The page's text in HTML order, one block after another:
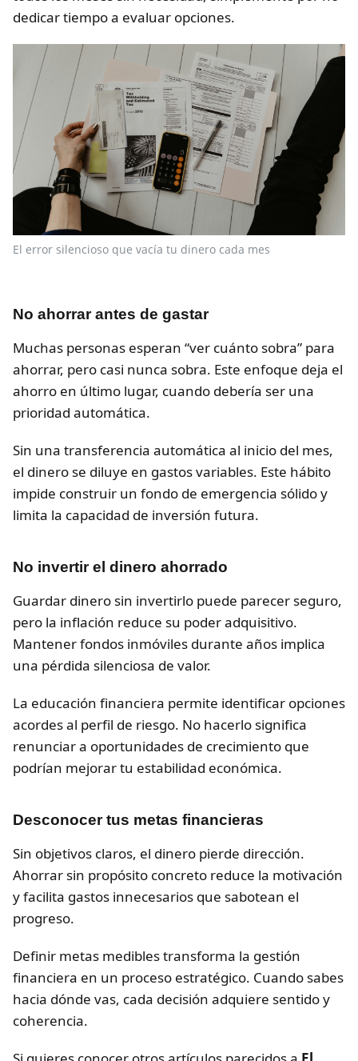
dedicar tiempo a evaluar opciones.
El error silencioso que vacía tu dinero cada mes
No ahorrar antes de gastar
Muchas personas esperan “ver cuánto sobra” para
ahorrar, pero casi nunca sobra. Este enfoque deja el
ahorro en último lugar, cuando debería ser una
prioridad automática.
Sin una transferencia automática al inicio del mes,
el dinero se diluye en gastos variables. Este hábito
impide construir un fondo de emergencia sólido y
limita la capacidad de inversión futura.
No invertir el dinero ahorrado
Guardar dinero sin invertirlo puede parecer seguro,
pero la inflación reduce su poder adquisitivo.
Mantener fondos inmóviles durante años implica
una pérdida silenciosa de valor.
La educación financiera permite identificar opciones
acordes al perfil de riesgo. No hacerlo significa
renunciar a oportunidades de crecimiento que
podrían mejorar tu estabilidad económica.
Desconocer tus metas financieras
Sin objetivos claros, el dinero pierde dirección.
Ahorrar sin propósito concreto reduce la motivación
y facilita gastos innecesarios que sabotean el
progreso.
Definir metas medibles transforma la gestión
financiera en un proceso estratégico. Cuando sabes
hacia dónde vas, cada decisión adquiere sentido y
coherencia.